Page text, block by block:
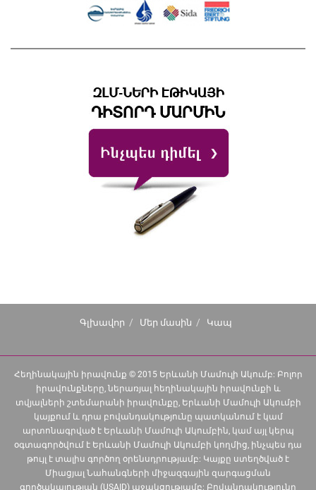
Գլխավոր Մեր մասին Կապ
Հեղինակային իրավունք © 2015 Երևանի Մամուլի Ակումբ: Բոլոր
իրավունքները, ներառյալ հեղինակային իրավունքի և
տվյալների շտեմարանի իրավունքը, Երևանի Մամուլի Ակումբի
կայքում և դրա բովանդակությունը պատկանում է կամ
արտոնագրված է Երևանի Մամուլի Ակումբին, կամ այլ կերպ
օգտագործվում է Երևանի Մամուլի Ակումբի կողմից, ինչպես դա
թույլ է տալիս գործող օրենսդրությամբ: Կայքը ստեղծված է
Միացյալ Նահանգների միջազգային զարգացման
գործակալության (USAID) աջակցությամբ: Բովանդակությունը